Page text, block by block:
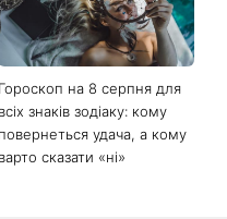
Гороскоп на 8 серпня для
всіх знаків зодіаку: кому
повернеться удача, а кому
варто сказати «ні»